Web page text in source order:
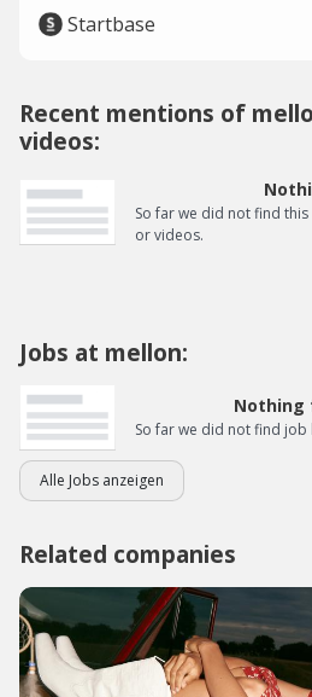
Startbase
Recent mentions of
videos:
So far we did not find
or videos.
Jobs at mellon:
Nothing
So far we did not find job
Alle Jobs anzeigen
Related companies